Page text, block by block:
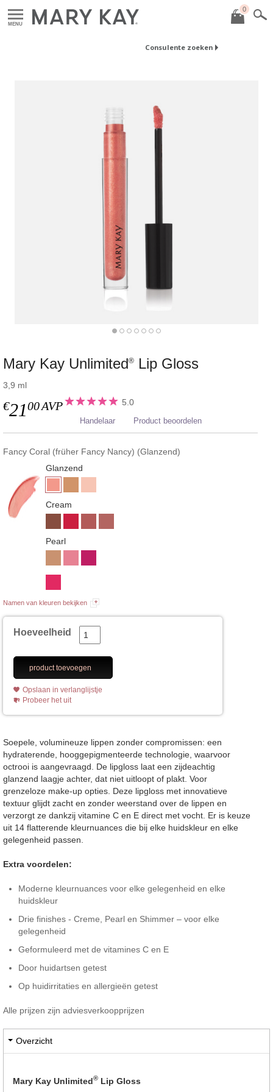
MENU
0
Consulente zoeken
Mary Kay Unlimited® Lip Gloss
3,9 ml
€2100AVP 5.0
Handelaar Product beoordelen
Fancy Coral (früher Fancy Nancy) (Glanzend)
Glanzend
Cream
Pearl
Namen van kleuren bekijken
Hoeveelheid
product toevoegen
Opslaan in verlanglijstje
Probeer het uit
Soepele, volumineuze lippen zonder compromissen: een
hydraterende, hooggepigmenteerde technologie, waarvoor
octrooi is aangevraagd. De lipgloss laat een zijdeachtig
glanzend laagje achter, dat niet uitloopt of plakt. Voor
grenzeloze make-up opties. Deze lipgloss met innovatieve
textuur glijdt zacht en zonder weerstand over de lippen en
verzorgt ze dankzij vitamine C en E direct met vocht. Er is keuze
uit 14 flatterende kleurnuances die bij elke huidskleur en elke
gelegenheid passen.
Extra voordelen:
Moderne kleurnuances voor elke gelegenheid en elke
huidskleur
Drie finishes - Creme, Pearl en Shimmer – voor elke
gelegenheid
Geformuleerd met de vitamines C en E
Door huidartsen getest
Op huidirritaties en allergieën getest
Alle prijzen zijn adviesverkoopprijzen
Overzicht
Mary Kay Unlimited® Lip Gloss